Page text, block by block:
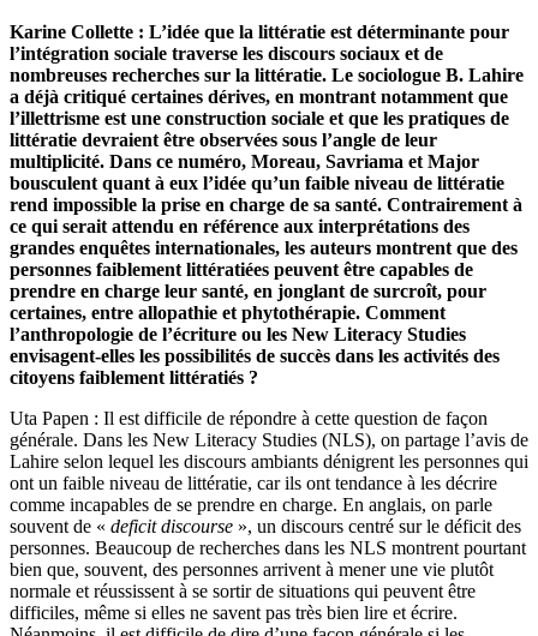
Karine Collette : L’idée que la littératie est déterminante pour
l’intégration sociale traverse les discours sociaux et de
nombreuses recherches sur la littératie. Le sociologue B. Lahire
a déjà critiqué certaines dérives, en montrant notamment que
l’illettrisme est une construction sociale et que les pratiques de
littératie devraient être observées sous l’angle de leur
multiplicité. Dans ce numéro, Moreau, Savriama et Major
bousculent quant à eux l’idée qu’un faible niveau de littératie
rend impossible la prise en charge de sa santé. Contrairement à
ce qui serait attendu en référence aux interprétations des
grandes enquêtes internationales, les auteurs montrent que des
personnes faiblement littératiées peuvent être capables de
prendre en charge leur santé, en jonglant de surcroît, pour
certaines, entre allopathie et phytothérapie. Comment
l’anthropologie de l’écriture ou les New Literacy Studies
envisagent-elles les possibilités de succès dans les activités des
citoyens faiblement littératiés ?
Uta Papen : Il est difficile de répondre à cette question de façon
générale. Dans les New Literacy Studies (NLS), on partage l’avis de
Lahire selon lequel les discours ambiants dénigrent les personnes qui
ont un faible niveau de littératie, car ils ont tendance à les décrire
comme incapables de se prendre en charge. En anglais, on parle
souvent de « deficit discourse », un discours centré sur le déficit des
personnes. Beaucoup de recherches dans les NLS montrent pourtant
bien que, souvent, des personnes arrivent à mener une vie plutôt
normale et réussissent à se sortir de situations qui peuvent être
difficiles, même si elles ne savent pas très bien lire et écrire.